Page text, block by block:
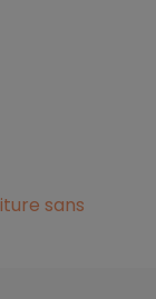
sans